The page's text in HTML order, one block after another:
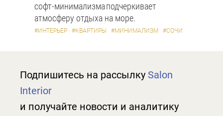
софт-минимализма подчеркивает
атмосферу отдыха на море.
#ИНТЕРЬЕР #КВАРТИРЫ #МИНИМАЛИЗМ #СОЧИ
Подпишитесь на рассылку Salon
Interior
и получайте новости и аналитику